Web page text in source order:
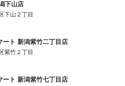
下山店
下山２丁目
ート 新潟紫竹二丁目店
紫竹２丁目
ート 新潟紫竹七丁目店